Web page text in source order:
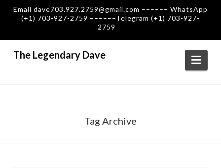
Email dave703.927.2759@gmail.com –––––– WhatsApp
(+1) 703-927-2759 ––––––Telegram (+1) 703-927-
2759
The Legendary Dave
Tag Archive